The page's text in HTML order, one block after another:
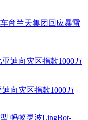
商兰天集团回应暴雷
向灾区捐款1000万